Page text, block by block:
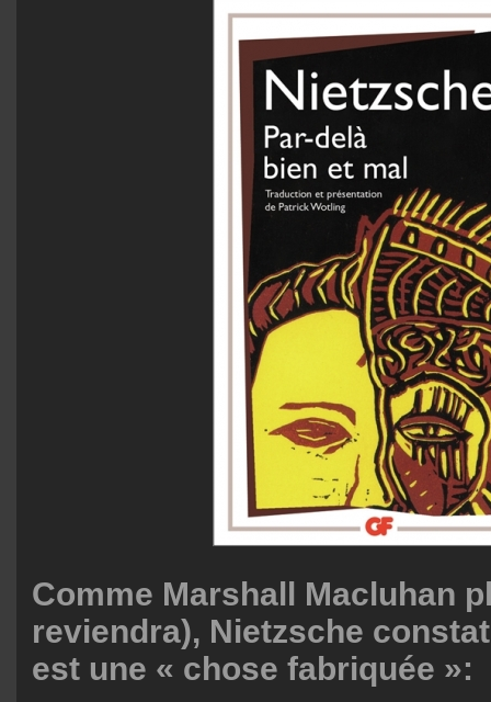
Comme Marshall Macluhan
reviendra), Nietzsche
est une « chose fabriquée »: